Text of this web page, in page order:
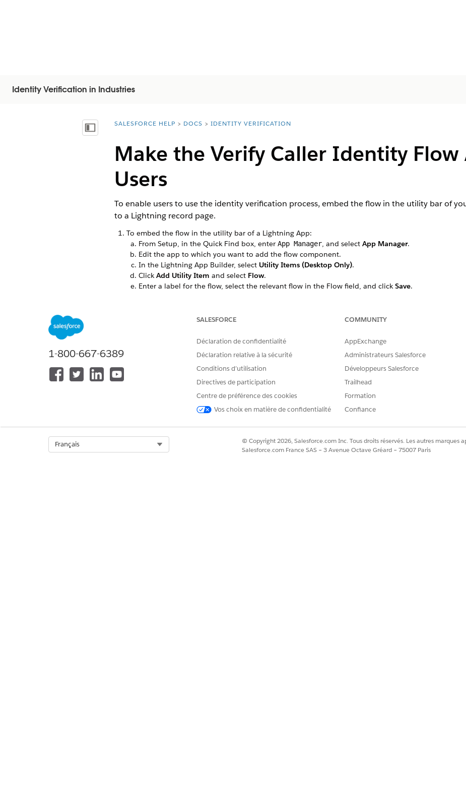
Identity Verification in Industries
Afficher la table des matières
You are here:
SALESFORCE HELP DOCS IDENTITY VERIFICATION
Make the Verify Caller Identity Flow
Users
To enable users to use the identity verification process, embed the flow in the utility bar of
to a Lightning record page.
To embed the flow in the utility bar of a Lightning App:
From Setup, in the Quick Find box, enter App Manager, and select App Manager.
Edit the app to which you want to add the flow component.
In the Lightning App Builder, select Utility Items (Desktop Only).
Click Add Utility Item and select Flow.
Enter a label for the flow, select the relevant flow in the Flow field, and click Save.
1-800-667-6389
SALESFORCE
Déclaration de confidentialité
Déclaration relative à la sécurité
Conditions d’utilisation
Directives de participation
Centre de préférence des cookies
Vos choix en matière de confidentialité
COMMUNITY
AppExchange
Administrateurs Salesforce
Développeurs Salesforce
Trailhead
Formation
Confiance
Français
© Copyright 2026, Salesforce.com Inc. Tous droits réservés. Les autres marques
Salesforce.com France SAS – 3 Avenue Octave Gréard – 75007 Paris